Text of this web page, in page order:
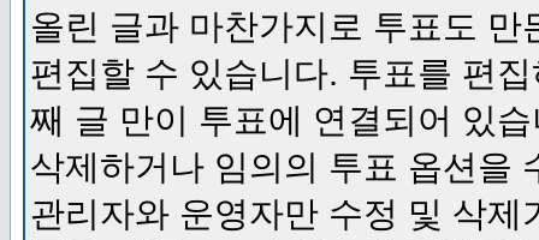
올린 글과 마찬가지로 투표도
편집할 수 있습니다. 투표를 편
째 글 만이 투표에 연결되어 있
삭제하거나 임의의 투표 옵션을
관리자와 운영자만 수정 및 삭